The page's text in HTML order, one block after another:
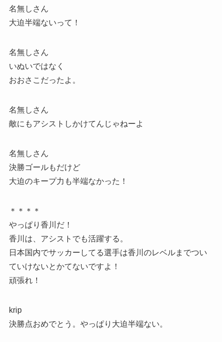
名無しさん
大迫半端ないって！
名無しさん
いぬいではなく
おおさこだったよ。
名無しさん
敵にもアシストしかけてんじゃねーよ
名無しさん
決勝ゴールもだけど
大迫のキープ力も半端なかった！
＊＊＊＊
やっぱり香川だ！
香川は、アシストでも活躍する。
日本国内でサッカーしてる選手は香川のレベルまでつい
ていけないとかてないですよ！
頑張れ！
krip
決勝点おめでとう。やっぱり大迫半端ない。